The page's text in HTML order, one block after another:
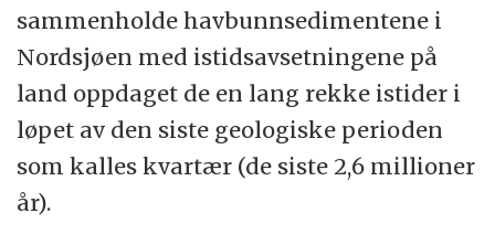
sammenholde havbunnsedimentene i
Nordsjøen med istidsavsetningene på
land oppdaget de en lang rekke istider i
løpet av den siste geologiske perioden
som kalles kvartær (de siste 2,6 millioner
år).